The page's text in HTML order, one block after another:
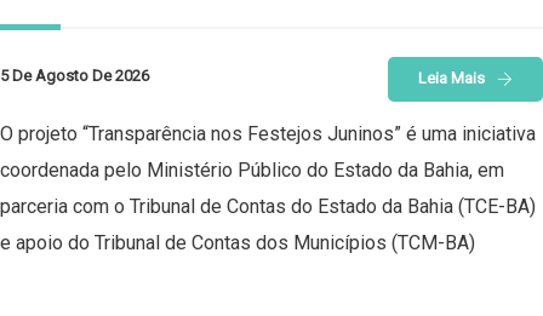
5 De Agosto De 2026 Leia Mais
O projeto “Transparência nos Festejos Juninos” é uma iniciativa
coordenada pelo Ministério Público do Estado da Bahia, em
parceria com o Tribunal de Contas do Estado da Bahia (TCE-BA)
e apoio do Tribunal de Contas dos Municípios (TCM-BA)